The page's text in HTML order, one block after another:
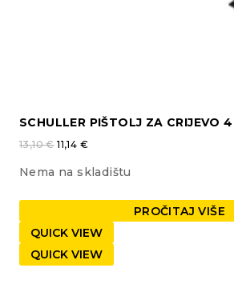
SCHULLER PIŠTOLJ ZA CRIJEVO
13,10€ 11,14 €
Nema na skladištu
PROČITAJ VIŠE
QUICK VIEW
QUICK VIEW